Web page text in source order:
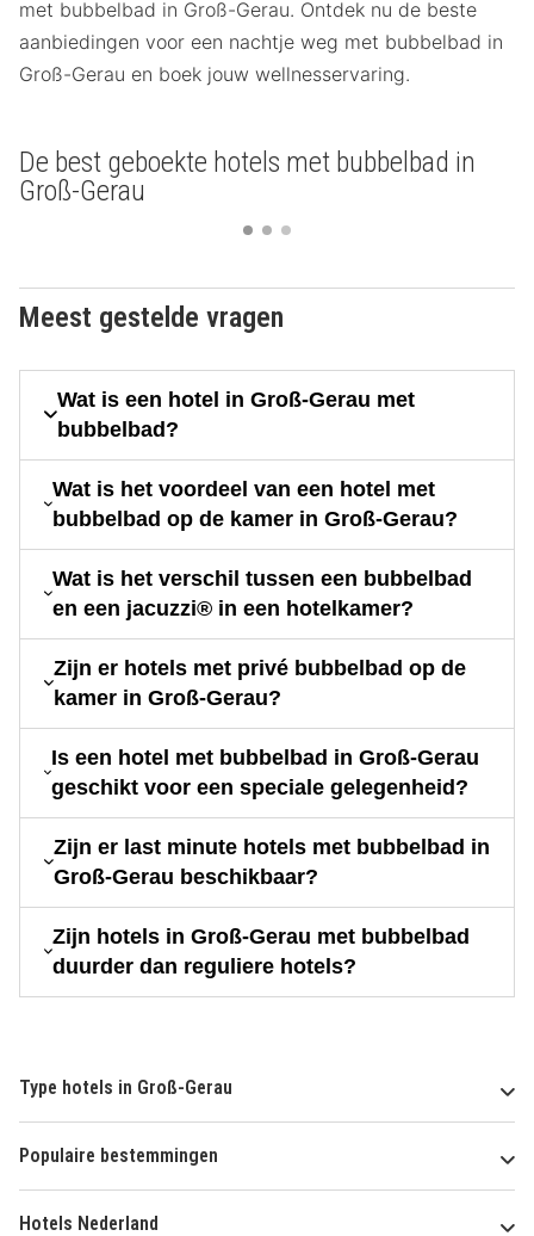
met bubbelbad in Groß-Gerau. Ontdek nu de beste
aanbiedingen voor een nachtje weg met bubbelbad in
Groß-Gerau en boek jouw wellnesservaring.
De best geboekte hotels met bubbelbad in
Groß-Gerau
Meest gestelde vragen
Wat is een hotel in Groß-Gerau met
bubbelbad?
Wat is het voordeel van een hotel met
bubbelbad op de kamer in Groß-Gerau?
Wat is het verschil tussen een bubbelbad
en een jacuzzi® in een hotelkamer?
Zijn er hotels met privé bubbelbad op de
kamer in Groß-Gerau?
Is een hotel met bubbelbad in Groß-Gerau
geschikt voor een speciale gelegenheid?
Zijn er last minute hotels met bubbelbad in
Groß-Gerau beschikbaar?
Zijn hotels in Groß-Gerau met bubbelbad
duurder dan reguliere hotels?
Type hotels in Groß-Gerau
Populaire bestemmingen
Hotels Nederland